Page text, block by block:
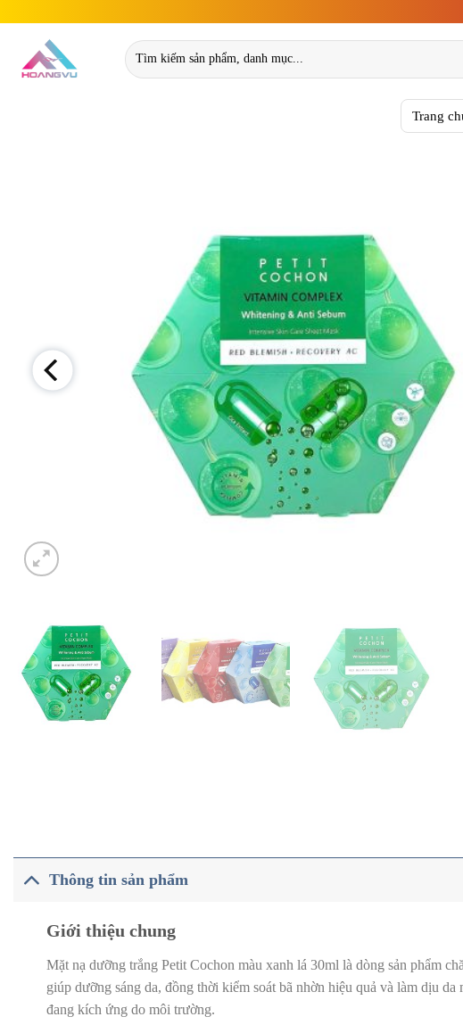
content
Tìm
kiếm:
Trang
Thông tin sản phẩm
Giới thiệu chung
Mặt nạ dưỡng trắng Petit Cochon màu xanh lá 30ml là dòng sản phẩm
giúp dưỡng sáng da, đồng thời kiểm soát bã nhờn hiệu quả và làm dịu
đang kích ứng do môi trường.